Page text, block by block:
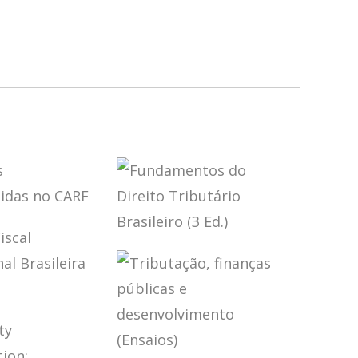
FUNDAMENTOS
DO DIREITO
TRIBUTÁRIO
BRASILEIRO (3
ED.)
FISCAL